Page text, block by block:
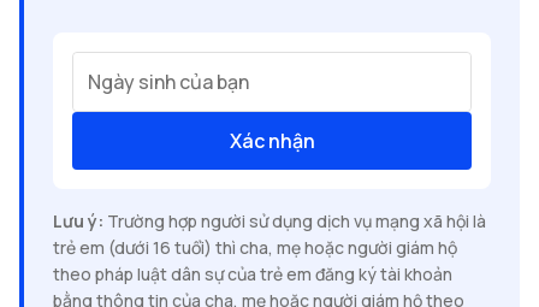
Ngày sinh của bạn
Xác nhận
Lưu ý: Trường hợp người sử dụng dịch vụ mạng xã hội là
trẻ em (dưới 16 tuổi) thì cha, mẹ hoặc người giám hộ
theo pháp luật dân sự của trẻ em đăng ký tài khoản
bằng thông tin của cha, mẹ hoặc người giám hộ theo